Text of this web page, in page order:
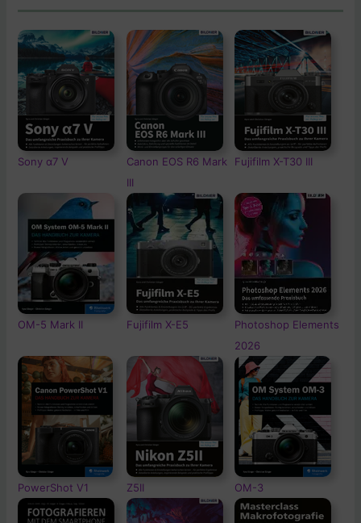
Sony α7 V
Canon EOS R6 Mark
III
Fujifilm X-T30 III
OM-5 Mark II Fujifilm X-E5
Photoshop Elements
2026
PowerShot V1 Z5II OM-3